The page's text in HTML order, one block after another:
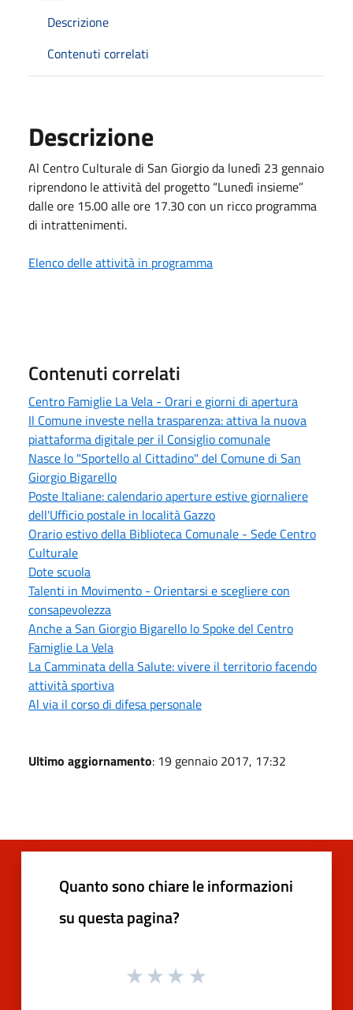
Descrizione
Contenuti correlati
Descrizione
Al Centro Culturale di San Giorgio da lunedì 23 gennaio
riprendono le attività del progetto “Lunedì insieme”
dalle ore 15.00 alle ore 17.30 con un ricco programma
di intrattenimenti.
Elenco delle attività in programma
Contenuti correlati
Centro Famiglie La Vela - Orari e giorni di apertura
Il Comune investe nella trasparenza: attiva la nuova
piattaforma digitale per il Consiglio comunale
Nasce lo "Sportello al Cittadino" del Comune di San
Giorgio Bigarello
Poste Italiane: calendario aperture estive giornaliere
dell'Ufficio postale in località Gazzo
Orario estivo della Biblioteca Comunale - Sede Centro
Culturale
Dote scuola
Talenti in Movimento - Orientarsi e scegliere con
consapevolezza
Anche a San Giorgio Bigarello lo Spoke del Centro
Famiglie La Vela
La Camminata della Salute: vivere il territorio facendo
attività sportiva
Al via il corso di difesa personale
Ultimo aggiornamento: 19 gennaio 2017, 17:32
Quanto sono chiare le informazioni
su questa pagina?